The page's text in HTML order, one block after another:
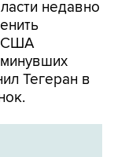
США
Тегеран в
Ирана